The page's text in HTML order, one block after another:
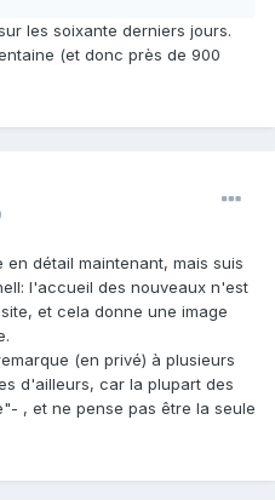
les soixante derniers jours.
(et donc près de 900
détail maintenant, mais suis
l'accueil des nouveaux n'est
et cela donne une image
(en privé) à plusieurs
d'ailleurs, car la plupart des
, et ne pense pas être la seule